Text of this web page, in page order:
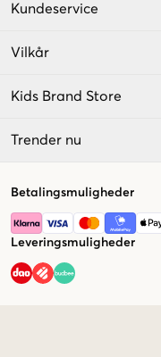
Kundeservice
Vilkår
Kids Brand Store
Trender nu
Betalingsmuligheder
Leveringsmuligheder